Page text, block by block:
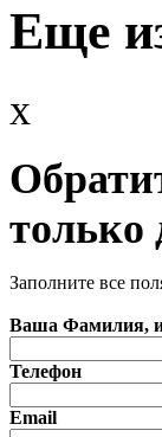
Еще
x
только
Заполните все
Ваша Фамилия,
Телефон
Email